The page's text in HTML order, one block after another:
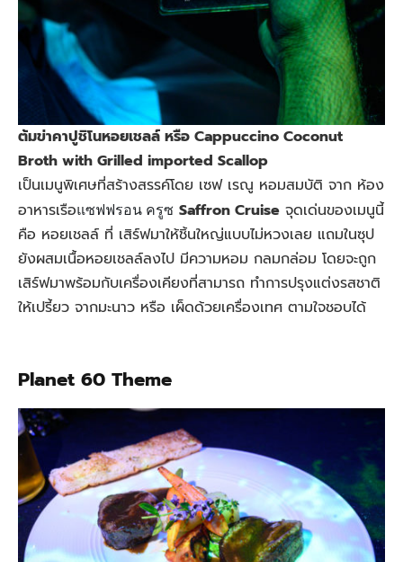
ต้มข่าคาปูชิโนหอยเชลล์ หรือ Cappuccino Coconut
Broth with Grilled imported Scallop
เป็นเมนูพิเศษที่สร้างสรรค์โดย เซฟ เรณู หอมสมบัติ จาก ห้อง
อาหารเรือแซฟฟรอน ครูซ Saffron Cruise จุดเด่นของเมนูนี้
คือ หอยเชลล์ ที่ เสิร์ฟมาให้ชิ้นใหญ่แบบไม่หวงเลย แถมในซุป
ยังผสมเนื้อหอยเชลล์ลงไป มีความหอม กลมกล่อม โดยจะถูก
เสิร์ฟมาพร้อมกับเครื่องเคียงที่สามารถ ทำการปรุงแต่งรสชาติ
ให้เปรี้ยว จากมะนาว หรือ เผ็ดด้วยเครื่องเทศ ตามใจชอบได้
Planet 60 Theme